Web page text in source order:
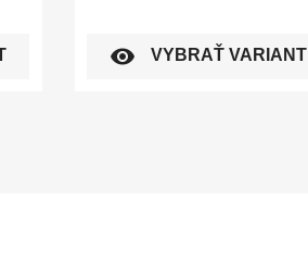
visibility VYBRAŤ VARIANT